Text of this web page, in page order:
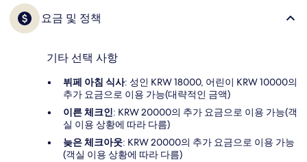
요금 및 정책
기타 선택 사항
뷔페 아침 식사: 성인 KRW 18000, 어린이 KRW 10000의
추가 요금으로 이용 가능(대략적인 금액)
이른 체크인: KRW 20000의 추가 요금으로 이용 가능(객
실 이용 상황에 따라 다름)
늦은 체크아웃: KRW 20000의 추가 요금으로 이용 가능
(객실 이용 상황에 따라 다름)